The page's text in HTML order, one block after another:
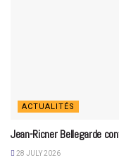
ACTUALITÉS
Jean-Ricner Bellegarde
28 JULY 2026